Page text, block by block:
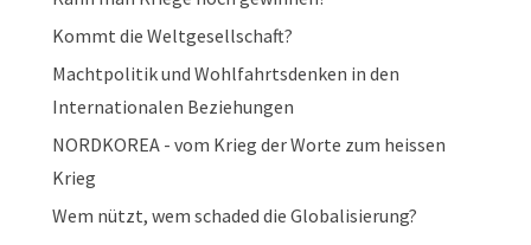
Kommt die Weltgesellschaft?
Machtpolitik und Wohlfahrtsdenken in den
Internationalen Beziehungen
NORDKOREA - vom Krieg der Worte zum heissen
Krieg
Wem nützt, wem schaded die Globalisierung?